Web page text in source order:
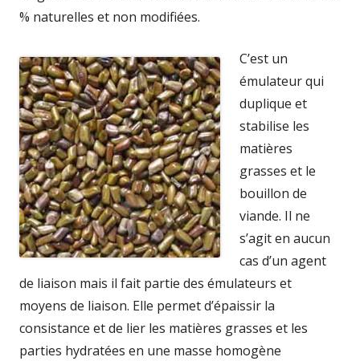
% naturelles et non modifiées.
C’est un
émulateur qui
duplique et
stabilise les
matières
grasses et le
bouillon de
viande. Il ne
s’agit en aucun
cas d’un agent
de liaison mais il fait partie des émulateurs et
moyens de liaison. Elle permet d’épaissir la
consistance et de lier les matières grasses et les
parties hydratées en une masse homogène